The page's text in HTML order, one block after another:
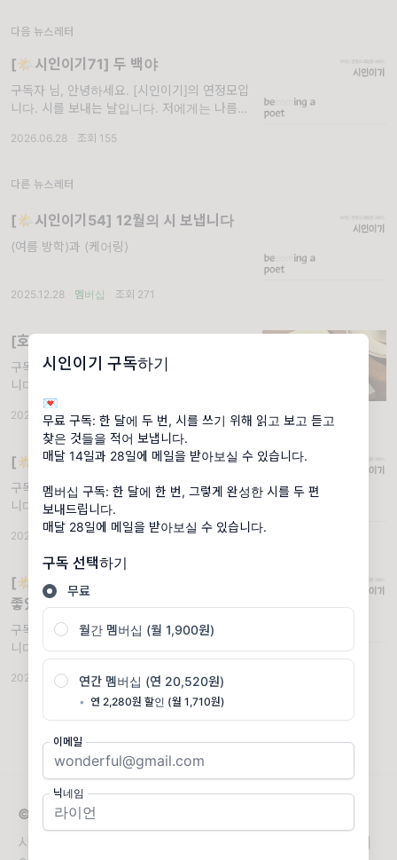
시인이기 구독하기
💌
무료 구독: 한 달에 두 번, 시를 쓰기 위해 읽고 보고 듣고
찾은 것들을 적어 보냅니다.
매달 14일과 28일에 메일을 받아보실 수 있습니다.
멤버십 구독: 한 달에 한 번, 그렇게 완성한 시를 두 편
보내드립니다.
매달 28일에 메일을 받아보실 수 있습니다.
구독 선택하기
무료
월간 멤버십 (월 1,900원)
연간 멤버십 (연 20,520원)
• 연 2,280원 할인 (월 1,710원)
이메일
닉네임
다음 뉴스레터
[🌤️시인이기71] 두 백야
구독자 님, 안녕하세요. [시인이기]의 연정모입
니다. 시를 보내는 날입니다. 저에게는 나름의
진 시는 [시인이기]에서 소개하지 않
2026.06.28 조회 155
다른 뉴스레터
[🌤️시인이기54] 12월의 시 보냅니다
⟨여름 방학⟩과 ⟨케어링⟩
2025.12.28 멤버십 조회 271
[호외💛] 조금 깨물고 몰래 버리기
구독자님, 안녕하세요. [시인이기]의 연정모입
니다. 요즘 자다가 문득문득 깨곤 해요. 그러다
다섯 시쯤엔 다시 잠들기를 포기하고 몽롱하게
누워 해 뜨길 기다립니다. 지난 주에
2026.02.04 · 조회 489
[🌤️시인이기47] 단순하고 아름답게
구독자님, 안녕하세요. [시인이기]의 연정모입
니다. 지난 메일에서, 서울 퍼블리셔스테이블에
부스로 참여한다는 소식을 전해드렸는데요, 성
원(🫶!)에 힘입어 무사히 즐겁게 안전히
2025.10.28 · 조회 290
[🌤️시인이기58] 정말 좋았지. 응 정말
좋았다.
구독자 님, 안녕하세요. [시인이기]의 연정모입
니다. 저는 지금 브리즈번으로 가는 밤 비행기
안에서, 맥북 메모장에 이 글을 적고 있어요. 푹
자고 일어나면 계절이 반대인 나
2026.02.14 조회 261
© 2026 시인이기
시인 연정모와 차재신이 시와 산문을 보냅니다. 이곳이 우리